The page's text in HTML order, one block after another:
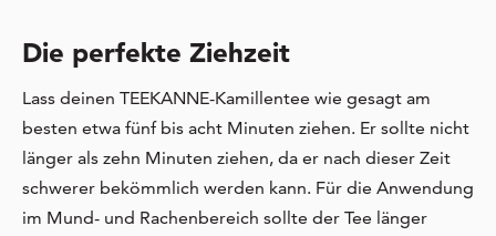
Die perfekte Ziehzeit
Lass deinen TEEKANNE-Kamillentee wie gesagt am
besten etwa fünf bis acht Minuten ziehen. Er sollte nicht
länger als zehn Minuten ziehen, da er nach dieser Zeit
schwerer bekömmlich werden kann. Für die Anwendung
im Mund- und Rachenbereich sollte der Tee länger